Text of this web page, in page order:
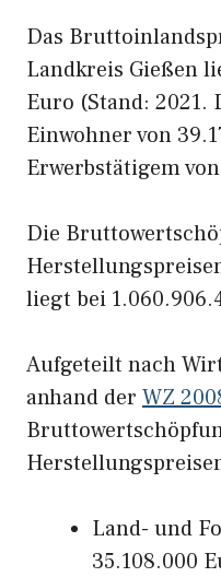
Das
Landkreis Gießen
Euro (Stand: 2021.
Einwohner von
Erwerbstätigem
Die
liegt bei
Aufgeteilt nach
anhand der WZ
Land- und
35.108.000